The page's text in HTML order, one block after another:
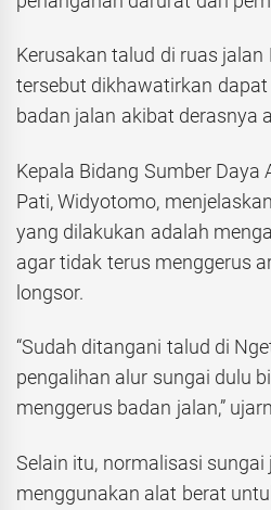
Kerusakan talud di ruas
tersebut dikhawatirkan
badan jalan akibat derasnya
Kepala Bidang Sumber Daya
Pati, Widyotomo,
yang dilakukan adalah
agar tidak terus menggerus
longsor.
“Sudah ditangani talud di
pengalihan alur sungai dulu
menggerus badan jalan,”
Selain itu, normalisasi
menggunakan alat berat